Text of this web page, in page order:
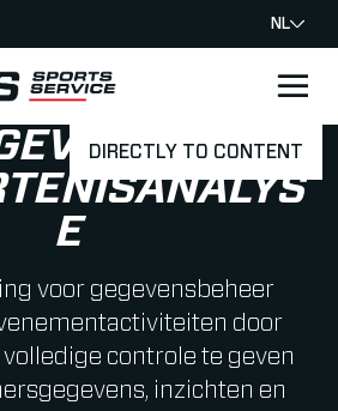
DIRECTLY TO CONTENT
NL
&
E
voor gegevensbeheer
door
controle te geven
inzichten en